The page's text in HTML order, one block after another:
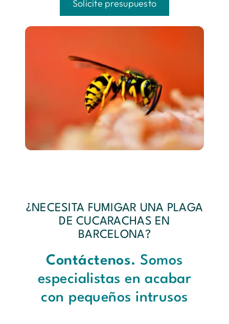
Solicite presupuesto
¿NECESITA FUMIGAR UNA PLAGA
DE CUCARACHAS EN
BARCELONA?
Contáctenos. Somos
especialistas en acabar
con pequeños intrusos